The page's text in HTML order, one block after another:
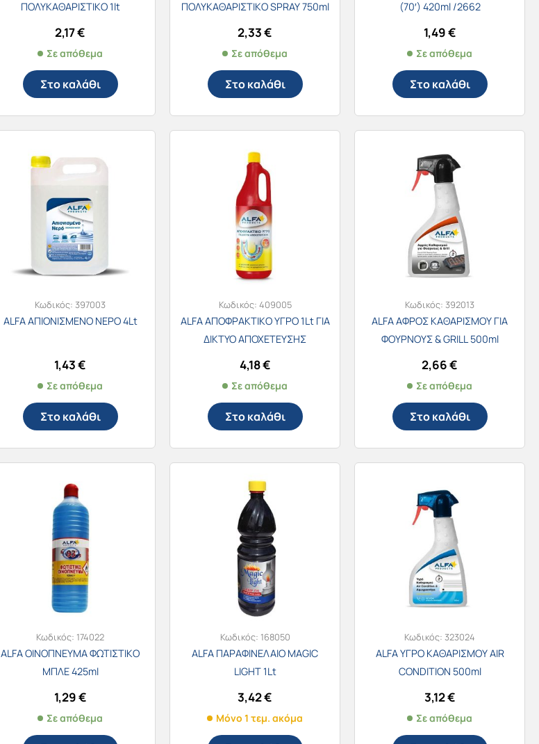
ΠΟΛΥΚΑΘΑΡΙΣΤΙΚΟ 1lt
2,17€
Σε απόθεμα
Στο καλάθι
ΠΟΛΥΚΑΘΑΡΙΣΤΙΚΟ SPRAY 750ml
2,33€
Σε απόθεμα
Στο καλάθι
(70′) 420ml /2662
1,49€
Σε απόθεμα
Στο καλάθι
Κωδικός:397003
ALFA ΑΠΙΟΝΙΣΜΕΝΟ ΝΕΡΟ 4Lt
1,43€
Σε απόθεμα
Στο καλάθι
Κωδικός: 409005
ALFA ΑΠΟΦΡΑΚΤΙΚΟ ΥΓΡΟ 1Lt ΓΙΑ
ΔΙΚΤΥΟ ΑΠΟΧΕΤΕΥΣΗΣ
4,18€
Σε απόθεμα
Στο καλάθι
Κωδικός:392013
ALFA ΑΦΡΟΣ ΚΑΘΑΡΙΣΜΟΥ ΓΙΑ
ΦΟΥΡΝΟΥΣ & GRILL 500ml
2,66€
Σε απόθεμα
Στο καλάθι
Κωδικός: 174022
ALFA ΟΙΝΟΠΝΕΥΜΑ ΦΩΤΙΣΤΙΚΟ
ΜΠΛΕ 425ml
1,29€
Σε απόθεμα
Κωδικός: 168050
ALFA ΠΑΡΑΦΙΝΕΛΑΙΟ MAGIC
LIGHT 1Lt
3,42€
Μόνο 1 τεμ. ακόμα
Κωδικός:323024
ALFA ΥΓΡΟ ΚΑΘΑΡΙΣΜΟΥ AIR
CONDITION 500ml
3,12€
Σε απόθεμα